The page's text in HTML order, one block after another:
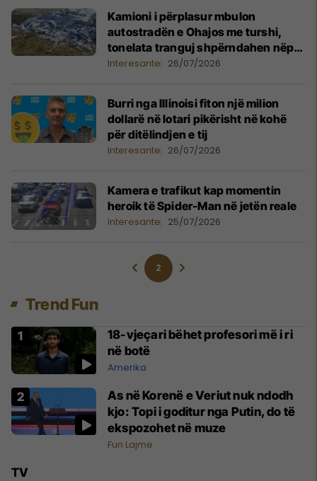
Kamioni i përplasur mbulon
autostradën e Ohajos me turshi,
tonelata tranguj shpërndahen nëpër
rrugë
Interesante 26/07/2026
Burri nga Illinoisi fiton një milion
dollarë në lotari pikërisht në kohë
për ditëlindjen e tij
Interesante 26/07/2026
Kamera e trafikut kap momentin
heroik të Spider-Man në jetën reale
Interesante 25/07/2026
2
Trend Fun
18-vjeçari bëhet profesori më i ri
në botë
Amerika
As në Korenë e Veriut nuk ndodh
kjo: Topi i goditur nga Putin, do të
ekspozohet në muze
Fun Lajme
TV